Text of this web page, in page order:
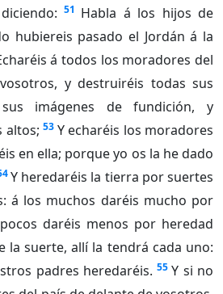
51 Habla á los hijos de
hubiereis pasado el Jordán á la
á todos los moradores del
y destruiréis todas sus
imágenes de fundición, y
altos; 53 Y echaréis los moradores
en ella; porque yo os la he dado
Y heredaréis la tierra por suertes
á los muchos daréis mucho por
daréis menos por heredad
la suerte, allí la tendrá cada uno:
padres heredaréis. 55 Y si no